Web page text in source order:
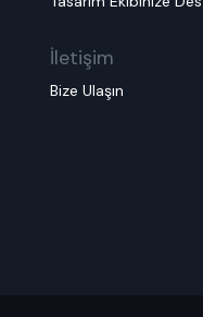
İletişim
Bize Ulaşın